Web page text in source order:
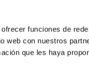
funciones de
web con nuestros
que les haya